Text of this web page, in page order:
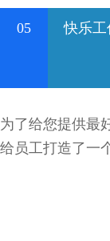
05 快乐
为了给您提供最
给员工打造了一